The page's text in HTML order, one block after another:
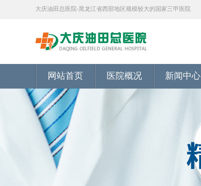
大庆油田总医院-黑龙江省西部地区规模较大的国家三甲医院
网站首页 医院概况 新闻中心